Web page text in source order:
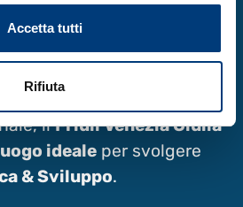
Accetta tutti
Rifiuta
dicompetenze
livello provenienti da
ilFriuli Venezia Giulia
idealeper svolgere
& Sviluppo.